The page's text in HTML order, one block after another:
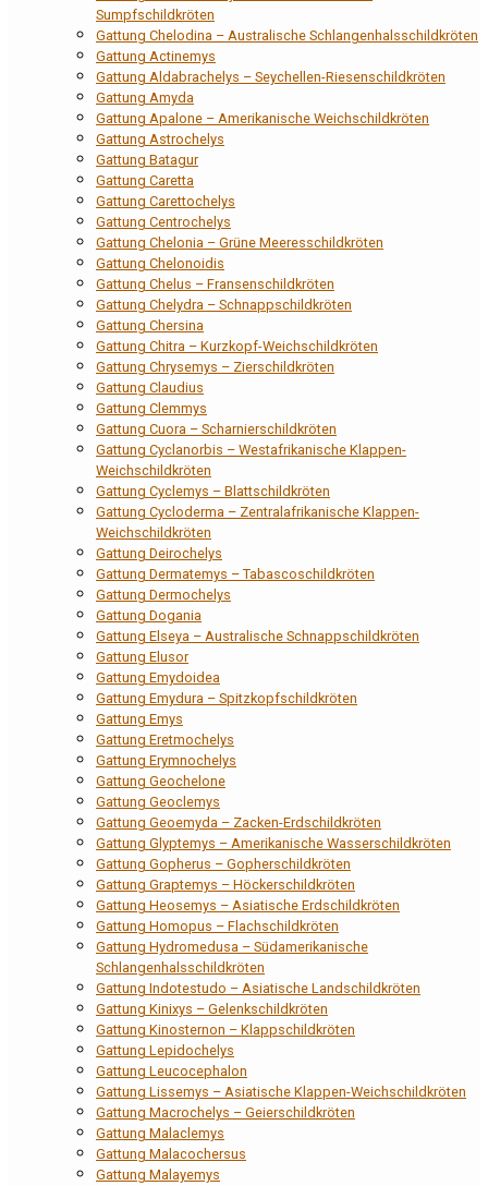
Sumpfschildkröten
Gattung Chelodina – Australische Schlangenhalsschildkröten
Gattung Actinemys
Gattung Aldabrachelys – Seychellen-Riesenschildkröten
Gattung Amyda
Gattung Apalone – Amerikanische Weichschildkröten
Gattung Astrochelys
Gattung Batagur
Gattung Caretta
Gattung Carettochelys
Gattung Centrochelys
Gattung Chelonia – Grüne Meeresschildkröten
Gattung Chelonoidis
Gattung Chelus – Fransenschildkröten
Gattung Chelydra – Schnappschildkröten
Gattung Chersina
Gattung Chitra – Kurzkopf-Weichschildkröten
Gattung Chrysemys – Zierschildkröten
Gattung Claudius
Gattung Clemmys
Gattung Cuora – Scharnierschildkröten
Gattung Cyclanorbis – Westafrikanische Klappen-
Weichschildkröten
Gattung Cyclemys – Blattschildkröten
Gattung Cycloderma – Zentralafrikanische Klappen-
Weichschildkröten
Gattung Deirochelys
Gattung Dermatemys – Tabascoschildkröten
Gattung Dermochelys
Gattung Dogania
Gattung Elseya – Australische Schnappschildkröten
Gattung Elusor
Gattung Emydoidea
Gattung Emydura – Spitzkopfschildkröten
Gattung Emys
Gattung Eretmochelys
Gattung Erymnochelys
Gattung Geochelone
Gattung Geoclemys
Gattung Geoemyda – Zacken-Erdschildkröten
Gattung Glyptemys – Amerikanische Wasserschildkröten
Gattung Gopherus – Gopherschildkröten
Gattung Graptemys – Höckerschildkröten
Gattung Heosemys – Asiatische Erdschildkröten
Gattung Homopus – Flachschildkröten
Gattung Hydromedusa – Südamerikanische
Schlangenhalsschildkröten
Gattung Indotestudo – Asiatische Landschildkröten
Gattung Kinixys – Gelenkschildkröten
Gattung Kinosternon – Klappschildkröten
Gattung Lepidochelys
Gattung Leucocephalon
Gattung Lissemys – Asiatische Klappen-Weichschildkröten
Gattung Macrochelys – Geierschildkröten
Gattung Malaclemys
Gattung Malacochersus
Gattung Malayemys